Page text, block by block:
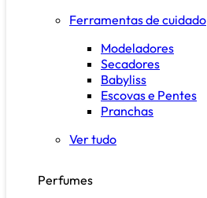
Ferramentas de cuidado
Modeladores
Secadores
Babyliss
Escovas e Pentes
Pranchas
Ver tudo
Perfumes